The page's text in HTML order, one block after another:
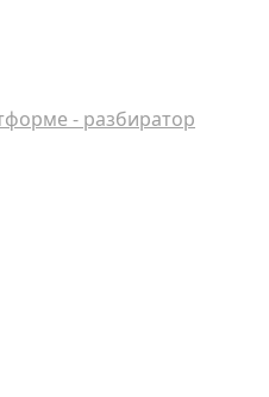
- разбиратор